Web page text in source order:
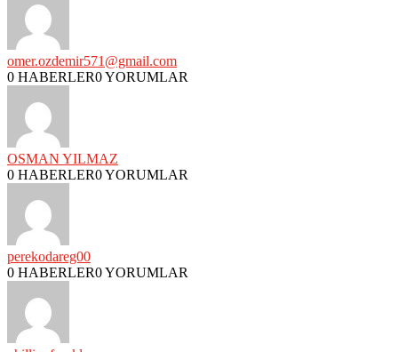
omer.ozdemir571@gmail.com
0 HABERLER0 YORUMLAR
OSMAN YILMAZ
0 HABERLER0 YORUMLAR
perekodareg00
0 HABERLER0 YORUMLAR